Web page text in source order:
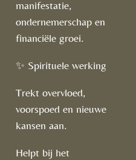
manifestatie,
ondernemerschap en
financiële groei.
✨ Spirituele werking
Trekt overvloed,
voorspoed en nieuwe
kansen aan.
Helpt bij het